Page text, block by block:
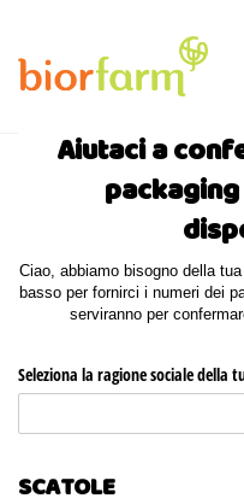
Aiutaci a
Ciao, abbiamo bisogno della
basso per fornirci i numeri dei
serviranno per
Seleziona la ragione sociale della
SCATOLE